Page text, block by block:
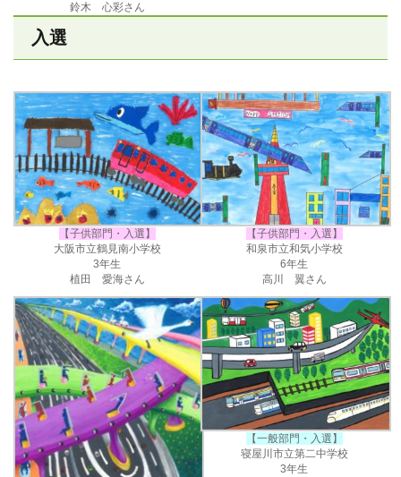
鈴木 心彩さん
入選
【子供部門・入選】
大阪市立鶴見南小学校
3年生
植田 愛海さん
【子供部門・入選】
和泉市立和気小学校
6年生
高川 翼さん
【一般部門・入選】
寝屋川市立第二中学校
3年生